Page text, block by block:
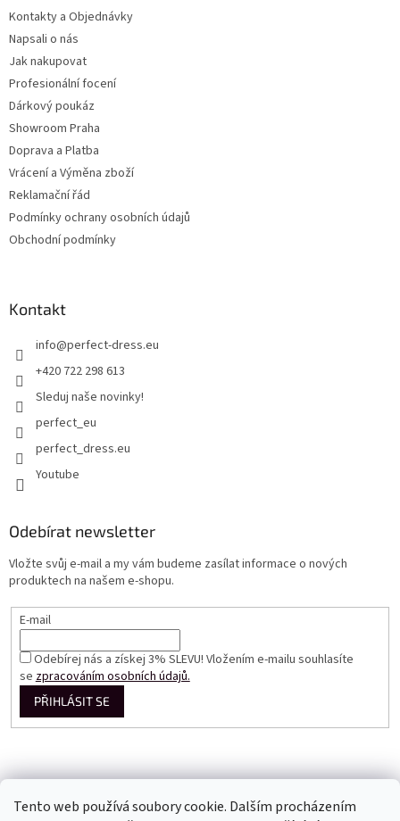
Tento web používá soubory cookie. Dalším procházením
Kontakty a Objednávky
Napsali o nás
Jak nakupovat
Profesionální focení
Dárkový poukáz
Showroom Praha
Doprava a Platba
Vrácení a Výměna zboží
Reklamační řád
Podmínky ochrany osobních údajů
Obchodní podmínky
Kontakt
info@perfect-dress.eu
+420 722 298 613
Sleduj naše novinky!
perfect_eu
perfect_dress.eu
Youtube
Odebírat newsletter
Vložte svůj e-mail a my vám budeme zasílat informace o nových
produktech na našem e-shopu.
E-mail
Odebírej nás a získej 3% SLEVU! Vložením e-mailu souhlasíte
sezpracováním osobních údajů.
PŘIHLÁSIT SE